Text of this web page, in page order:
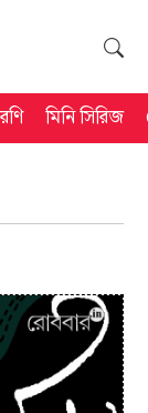
মিনি সিরিজ